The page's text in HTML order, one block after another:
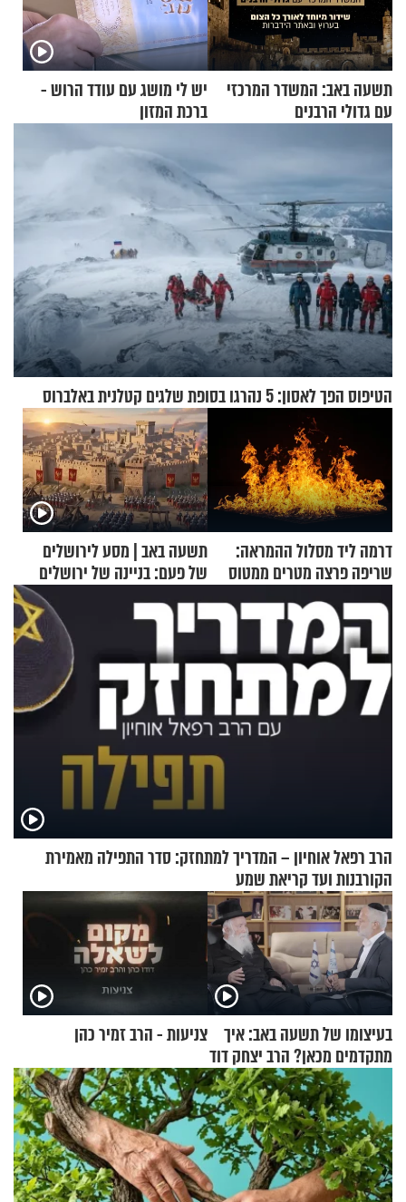
תשעה באב: המשדר המרכזי
עם גדולי הרבנים
יש לי מושג עם עודד הרוש -
ברכת המזון
הטיפוס הפך לאסון: 5 נהרגו בסופת שלגים קטלנית באלברוס
דרמה ליד מסלול ההמראה:
שריפה פרצה מטרים ממטוס
מלא בנוסעים
תשעה באב | מסע לירושלים
של פעם: בניינה של ירושלים
הרב רפאל אוחיון – המדריך למתחזק: סדר התפילה מאמירת
הקורבנות ועד קריאת שמע
בעיצומו של תשעה באב: איך
מתקדמים מכאן? הרב יצחק דוד
גרוסמן בשיחה מיוחדת
צניעות - הרב זמיר כהן